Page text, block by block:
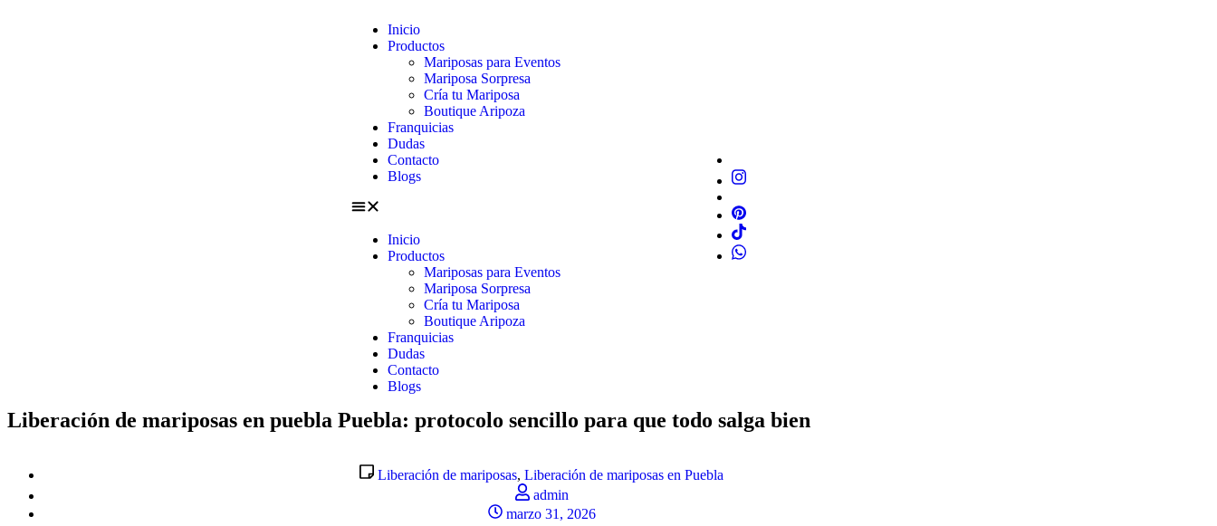
Inicio
Productos
Mariposas para Eventos
Mariposa Sorpresa
Cría tu Mariposa
Boutique Aripoza
Franquicias
Dudas
Contacto
Blogs
Inicio
Productos
Mariposas para Eventos
Mariposa Sorpresa
Cría tu Mariposa
Boutique Aripoza
Franquicias
Dudas
Contacto
Blogs
Liberación de mariposas en puebla Puebla: protocolo sencillo para que todo salga bien
Liberación de mariposas, Liberación de mariposas en Puebla
admin
marzo 31, 2026